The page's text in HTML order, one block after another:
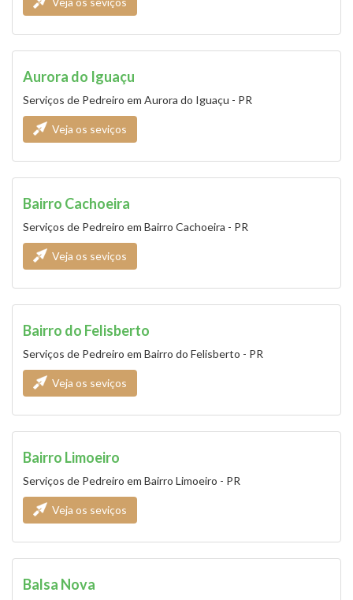
Aurora do Iguaçu
Serviços de Pedreiro em Aurora do Iguaçu - PR
Veja os seviços
Bairro Cachoeira
Serviços de Pedreiro em Bairro Cachoeira - PR
Veja os seviços
Bairro do Felisberto
Serviços de Pedreiro em Bairro do Felisberto - PR
Veja os seviços
Bairro Limoeiro
Serviços de Pedreiro em Bairro Limoeiro - PR
Veja os seviços
Balsa Nova